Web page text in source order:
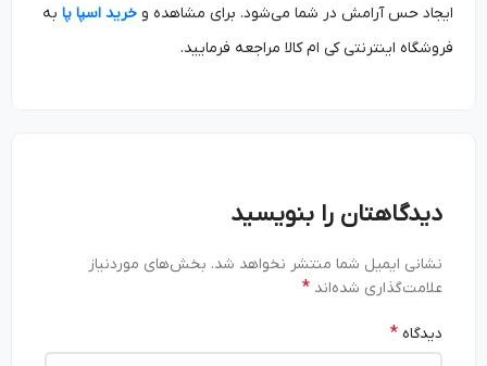
ایجاد حس آرامش در شما می‌شود. برای مشاهده وخرید اسپا پابه
فروشگاه اینترنتی کی ام کالا مراجعه فرمایید.
دیدگاهتان را بنویسید
نشانی ایمیل شما منتشر نخواهد شد. بخش‌های موردنیاز
علامت‌گذاری شده‌اند*
دیدگاه*